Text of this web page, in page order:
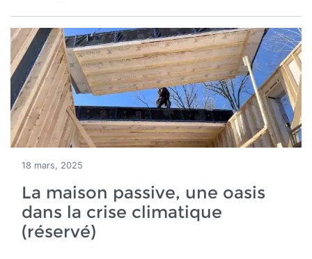
18 mars, 2025
La maison passive, une oasis
dans la crise climatique
(réservé)